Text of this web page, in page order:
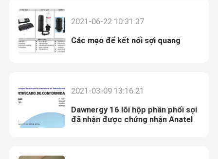
2021-06-22 10:31:37
Các mẹo để kết nối sợi quang
2021-03-09 13:16:21
Dawnergy 16 lõi hộp phân phối sợi
đã nhận được chứng nhận Anatel